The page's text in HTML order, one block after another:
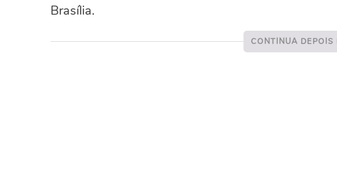
Brasília.